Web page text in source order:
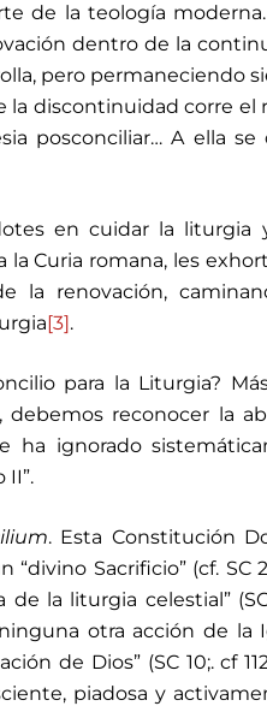
de la teología
dentro de la
pero permaneciendo
discontinuidad corre el
posconciliar… A ella se
en cuidar la liturgia
la Curia romana, les
la renovación,
[3].
para la Liturgia?
debemos reconocer la
ha ignorado
. Esta Constitución
Sacrificio” (cf. SC
la liturgia celestial”
otra acción de la
de Dios” (SC 10;. cf
piadosa y